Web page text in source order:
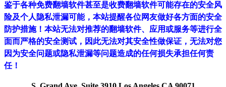
鉴于各种免费翻墙软件甚至是收费翻墙软件可能存在的安全风
险及个人隐私泄漏可能，本站提醒各位网友做好各方面的安全
防护措施！本站无法对推荐的翻墙软件、应用或服务等进行全
面而严格的安全测试，因此无法对其安全性做保证，无法对您
因为安全问题或隐私泄漏等问题造成的任何损失承担任何责
任！